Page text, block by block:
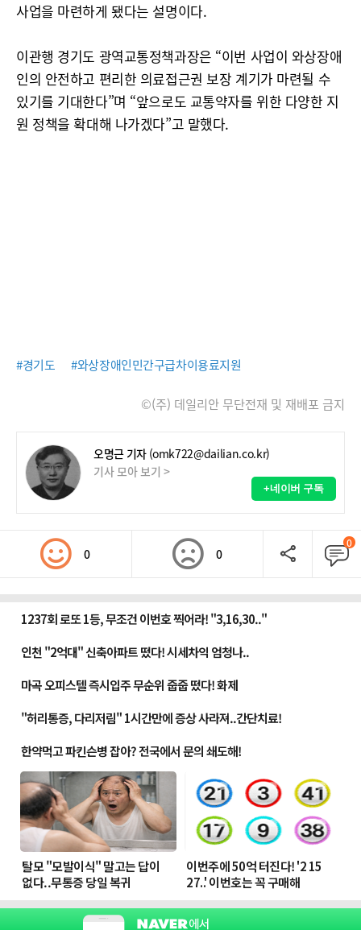
사업을 마련하게 됐다는 설명이다.
이관행 경기도 광역교통정책과장은 “이번 사업이 와상장애
인의 안전하고 편리한 의료접근권 보장 계기가 마련될 수
있기를 기대한다”며 “앞으로도 교통약자를 위한 다양한 지
원 정책을 확대해 나가겠다”고 말했다.
#경기도 #와상장애인민간구급차이용료지원
©(주) 데일리안 무단전재 및 재배포 금지
오명근 기자 (omk722@dailian.co.kr)
기사 모아 보기 >
+네이버 구독
0 0
0